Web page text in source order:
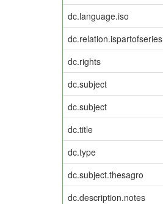
dc.language.iso
dc.relation.ispartofseries
dc.rights
dc.subject
dc.subject
dc.title
dc.type
dc.subject.thesagro
dc.description.notes